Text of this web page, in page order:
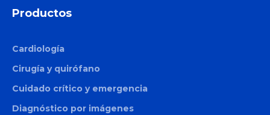
Productos
Cardiología
Cirugía y quirófano
Cuidado crítico y emergencia
Diagnóstico por imágenes